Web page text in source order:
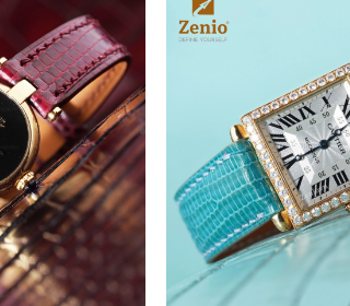
1,650,000₫